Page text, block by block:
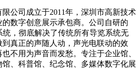
公司成立于2011年，深圳市高新技术
数字创意展示承包商。公司自研的
统，彻底解决了传统所有导览系统无
真正的声随人动，声光电联动的效
不用为声音而发愁。专注于企业馆、
、科普馆、纪念馆、多媒体数字化展